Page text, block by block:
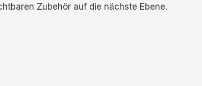
Zubehör auf die nächste Ebene.